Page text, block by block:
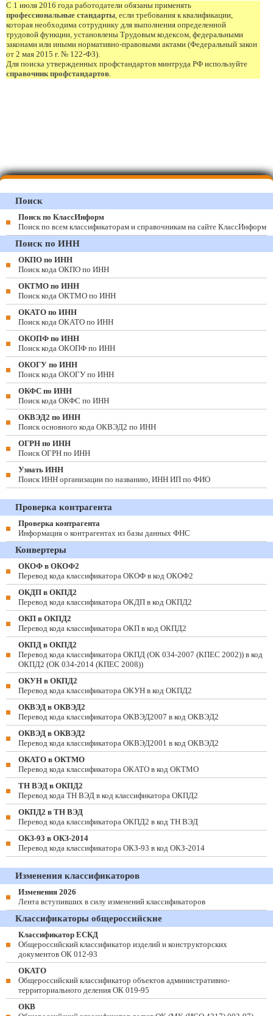
С 1 июля 2016 года работодатели обязаны применять
профессиональные стандарты, если требования к квалификации,
которая необходима сотруднику для выполнения определенной
трудовой функции, установлены Трудовым кодексом, федеральными
законами или иными нормативно-правовыми актами (Федеральный закон
от 2 мая 2015 г. № 122-ФЗ).
Для поиска утвержденных профстандартов минтруда РФ используйте
справочник профстандартов.
Поиск
Поиск по КлассИнформ
Поиск по всем классификаторам и справочникам на сайте КлассИнформ
Поиск по ИНН
ОКПО по ИНН
Поиск кода ОКПО по ИНН
ОКТМО по ИНН
Поиск кода ОКТМО по ИНН
ОКАТО по ИНН
Поиск кода ОКАТО по ИНН
ОКОПФ по ИНН
Поиск кода ОКОПФ по ИНН
ОКОГУ по ИНН
Поиск кода ОКОГУ по ИНН
ОКФС по ИНН
Поиск кода ОКФС по ИНН
ОКВЭД2 по ИНН
Поиск основного кода ОКВЭД2 по ИНН
ОГРН по ИНН
Поиск ОГРН по ИНН
Узнать ИНН
Поиск ИНН организации по названию, ИНН ИП по ФИО
Проверка контрагента
Проверка контрагента
Информация о контрагентах из базы данных ФНС
Конвертеры
ОКОФ в ОКОФ2
Перевод кода классификатора ОКОФ в код ОКОФ2
ОКДП в ОКПД2
Перевод кода классификатора ОКДП в код ОКПД2
ОКП в ОКПД2
Перевод кода классификатора ОКП в код ОКПД2
ОКПД в ОКПД2
Перевод кода классификатора ОКПД (ОК 034-2007 (КПЕС 2002)) в код
ОКПД2 (ОК 034-2014 (КПЕС 2008))
ОКУН в ОКПД2
Перевод кода классификатора ОКУН в код ОКПД2
ОКВЭД в ОКВЭД2
Перевод кода классификатора ОКВЭД2007 в код ОКВЭД2
ОКВЭД в ОКВЭД2
Перевод кода классификатора ОКВЭД2001 в код ОКВЭД2
ОКАТО в ОКТМО
Перевод кода классификатора ОКАТО в код ОКТМО
ТН ВЭД в ОКПД2
Перевод кода ТН ВЭД в код классификатора ОКПД2
ОКПД2 в ТН ВЭД
Перевод кода классификатора ОКПД2 в код ТН ВЭД
ОКЗ-93 в ОКЗ-2014
Перевод кода классификатора ОКЗ-93 в код ОКЗ-2014
Изменения классификаторов
Изменения 2026
Лента вступивших в силу изменений классификаторов
Классификаторы общероссийские
Классификатор ЕСКД
Общероссийский классификатор изделий и конструкторских
документов ОК 012-93
ОКАТО
Общероссийский классификатор объектов административно-
территориального деления ОК 019-95
ОКВ